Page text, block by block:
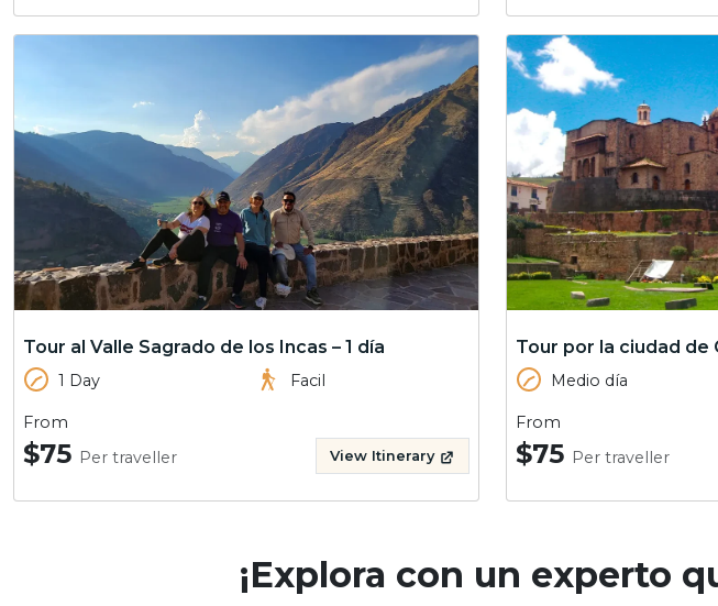
Tour al Valle Sagrado de los Incas – 1 día
1 Day Facil
From
$75 Per traveller View Itinerary
Tour por la ciudad de
Medio día
From
$75 Per traveller
¡Explora con un experto